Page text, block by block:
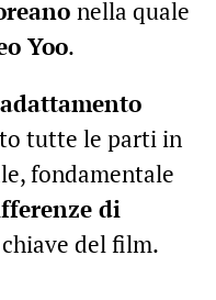
nella quale
Yoo.
adattamento
tutte le parti in
fondamentale
di
del film.